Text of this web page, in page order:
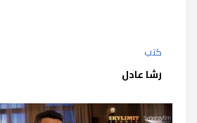
كتب
رشا عادل